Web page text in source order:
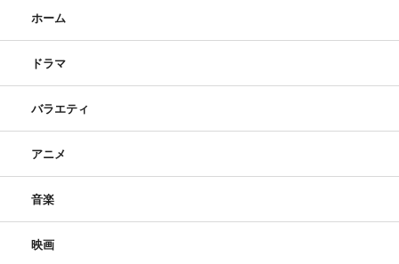
ホーム
ドラマ
バラエティ
アニメ
音楽
映画